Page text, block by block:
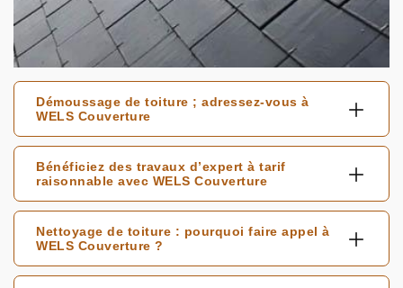
Démoussage de toiture ; adressez-vous à
WELS Couverture
Bénéficiez des travaux d’expert à tarif
raisonnable avec WELS Couverture
Nettoyage de toiture : pourquoi faire appel à
WELS Couverture ?